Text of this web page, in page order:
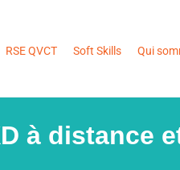
RSE QVCT Soft Skills Qui
à distance